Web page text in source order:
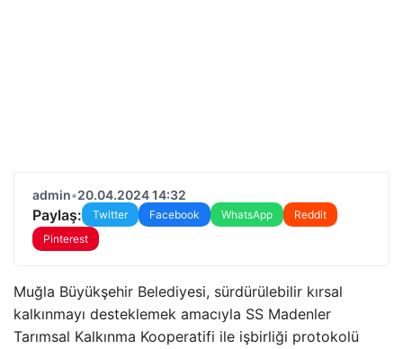
admin•20.04.2024 14:32
Paylaş: Twitter Facebook WhatsApp
Reddit
Pinterest
Muğla Büyükşehir Belediyesi, sürdürülebilir kırsal
kalkınmayı desteklemek amacıyla SS Madenler
Tarımsal Kalkınma Kooperatifi ile işbirliği protokolü